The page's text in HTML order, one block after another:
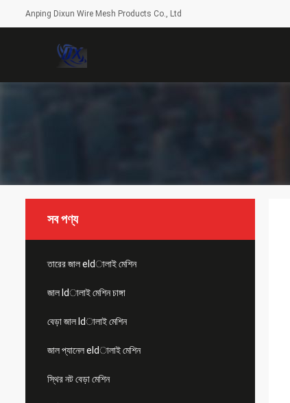
Anping Dixun Wire Mesh Products Co., Ltd
সব পণ্য
তারের জাল eldালাই মেশিন
জাল ldালাই মেশিন চাঙ্গা
বেড়া জাল ldালাই মেশিন
জাল প্যানেল eldালাই মেশিন
স্থির নট বেড়া মেশিন